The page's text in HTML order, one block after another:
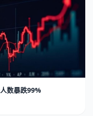
数暴跌99%